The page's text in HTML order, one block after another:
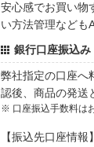
安心感でお買い物
い方法管理なども
銀行口座振込み
弊社指定の口座へ
認後、商品の発送
※ 口座振込手数料は
【振込先口座情報】